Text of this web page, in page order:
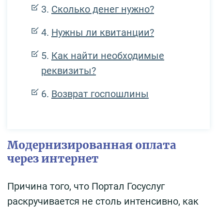
Сколько денег нужно?
Нужны ли квитанции?
Как найти необходимые
реквизиты?
Возврат госпошлины
Модернизированная оплата
через интернет
Причина того, что Портал Госуслуг
раскручивается не столь интенсивно, как